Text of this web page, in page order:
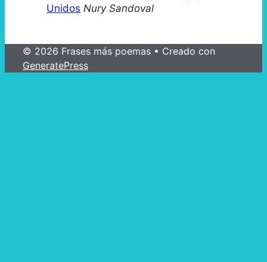
Unidos Nury Sandoval
© 2026 Frases más poemas • Creado con
GeneratePress